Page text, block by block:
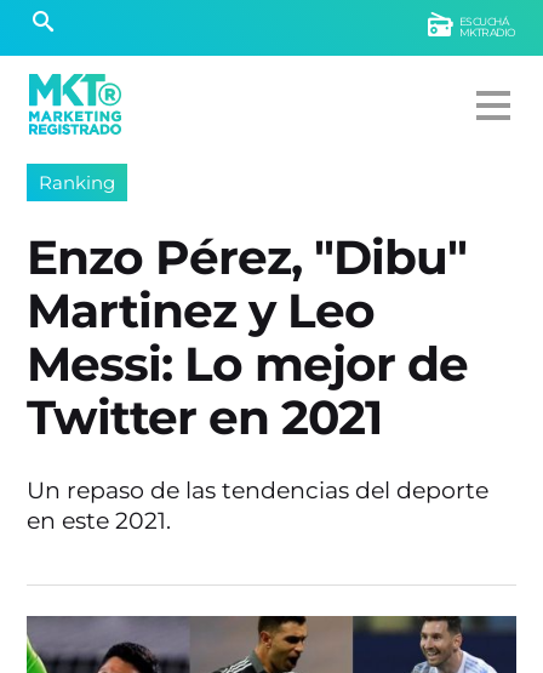
ESCUCHÁ
MKTRADIO
Ranking
Enzo Pérez, "Dibu"
Martinez y Leo
Messi: Lo mejor de
Twitter en 2021
Un repaso de las tendencias del deporte
en este 2021.